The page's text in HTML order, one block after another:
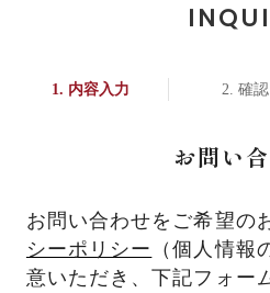
内容入力 確認
お問い
お問い合わせをご希望の
シーポリシー
（個人情報
意いただき、下記フォー